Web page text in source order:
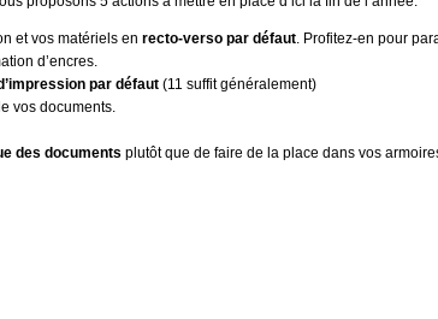
et vos matériels en recto-verso par défaut. Profitez-en pour
d’encres.
par défaut (11 suffit généralement)
vos documents.
des documents plutôt que de faire de la place dans vos